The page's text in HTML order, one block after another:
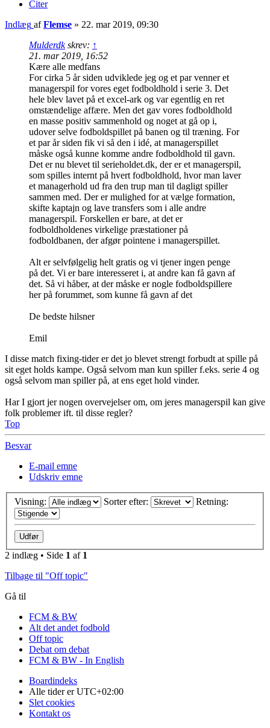
Citer
Indlæg afFlemse » 22. mar 2019, 09:30
Mulderdkskrev: ↑
21. mar 2019, 16:52
Kære alle medfans
For cirka 5 år siden udviklede jeg og et par venner et
managerspil for vores eget fodboldhold i serie 3. Det
hele blev lavet på et excel-ark og var egentlig en ret
omstændelige affære. Men det gav vores fodboldhold
en masse positiv sammenhold og noget at gå op i,
udover selve fodboldspillet på banen og til træning. For
et par år siden fik vi så den i idé, at managerspillet
måske også kunne komme andre fodboldhold til gavn.
Det er nu blevet til serieholdet.dk, der er et managerspil,
som spilles internt på hvert fodboldhold, hvor man laver
et managerhold ud fra den trup man til dagligt spiller
sammen med. Der er mulighed for at vælge formation,
skifte kaptajn og lave transfers som i alle andre
managerspil. Forskellen er bare, at det er
fodboldholdenes virkelige præstationer på
fodboldbanen, der afgør pointene i managerspillet.
Alt er selvfølgelig helt gratis og vi tjener ingen penge
på det. Vi er bare interesseret i, at andre kan få gavn af
det. Så vi håber, at der måske er nogle fodboldspillere
her på forummet, som kunne få gavn af det
De bedste hilsner
Emil
I disse match fixing-tider er det jo blevet strengt forbudt at spille på
sit eget holds kampe. Også selvom man kun spiller f.eks. serie 4 og
også selvom man spiller på, at ens eget hold vinder.
Har I gjort jer nogen overvejelser om, om jeres managerspil kan give
folk problemer ift. til disse regler?
Top
Besvar
E-mail emne
Udskriv emne
Visning: Sorter efter: Retning:
2 indlæg • Side 1 af 1
Tilbage til "Off topic"
Gå til
FCM & BW
Alt det andet fodbold
Off topic
Debat om debat
FCM & BW - In English
Boardindeks
Alle tider erUTC+02:00
Slet cookies
Kontakt os